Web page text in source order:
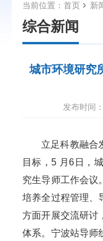
当前位置： 首页 新
综合新闻
城市环境研究
发布时间
立足科教融合
目标，5 月6日，
究生导师工作会议
培养全过程管理、
方面开展交流研讨
体系。宁波站导师